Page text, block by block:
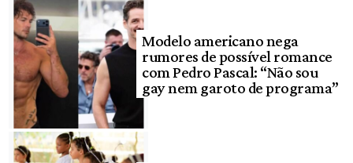
Modelo americano nega
rumores de possível romance
com Pedro Pascal: “Não sou
gay nem garoto de programa”